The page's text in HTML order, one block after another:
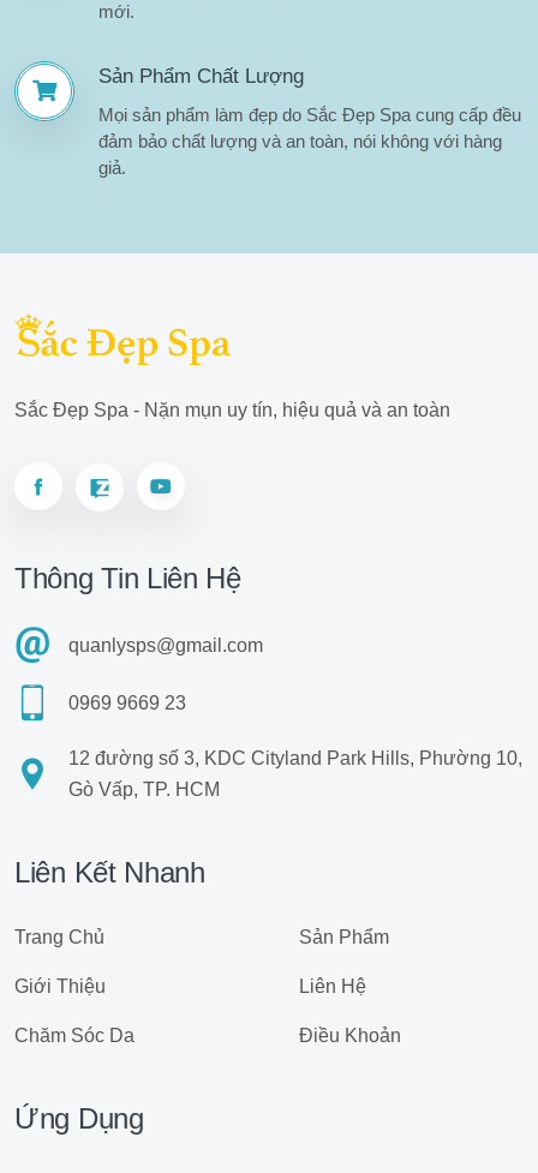
mới.
Sản Phẩm Chất Lượng
Mọi sản phẩm làm đẹp do Sắc Đẹp Spa cung cấp đều
đảm bảo chất lượng và an toàn, nói không với hàng
giả.
Sắc Đẹp Spa - Nặn mụn uy tín, hiệu quả và an toàn
Thông Tin Liên Hệ
quanlysps@gmail.com
0969 9669 23
12 đường số 3, KDC Cityland Park Hills, Phường 10,
Gò Vấp, TP. HCM
Liên Kết Nhanh
Trang Chủ
Giới Thiệu
Chăm Sóc Da
Sản Phẩm
Liên Hệ
Điều Khoản
Ứng Dụng